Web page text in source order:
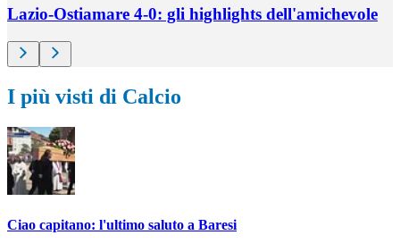
Lazio-Ostiamare 4-0: gli highlights dell'amichevole
I più visti di Calcio
Ciao capitano: l'ultimo saluto a Baresi